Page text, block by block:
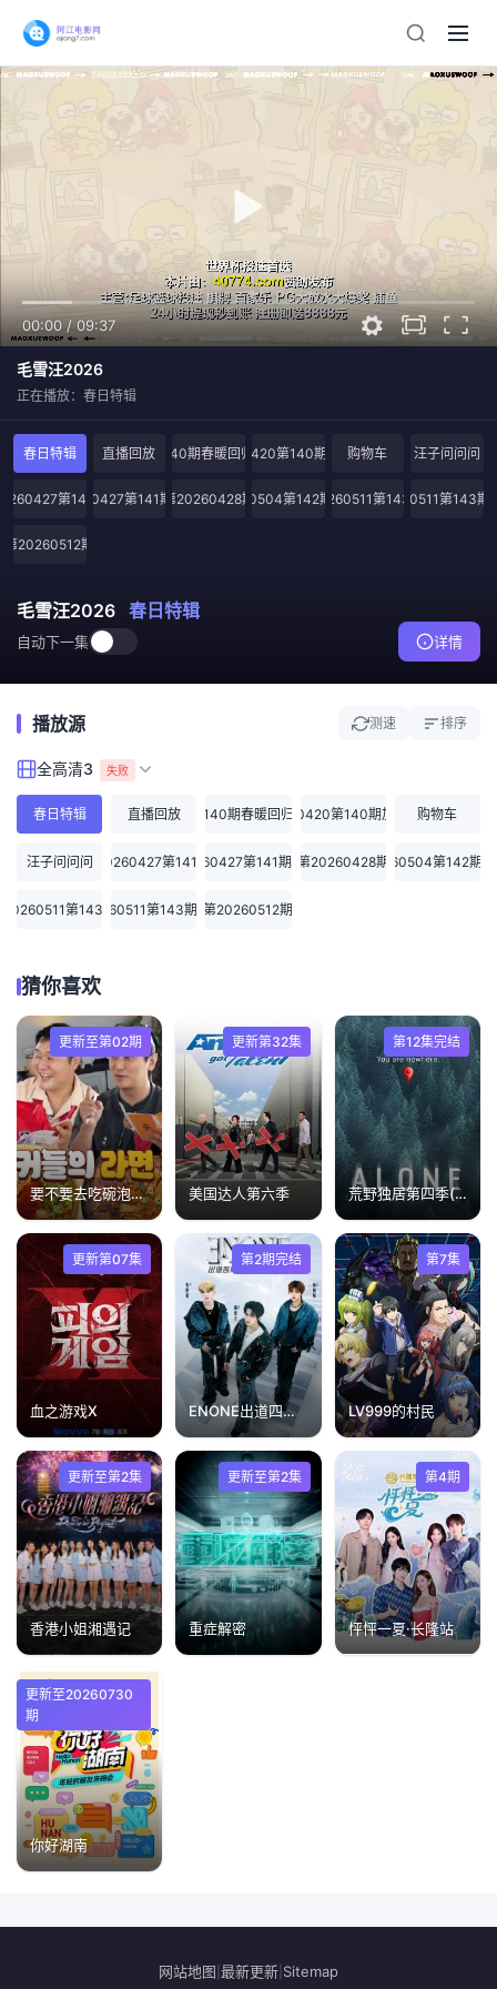
00:00/09:37
毛雪汪2026
正在播放：春日特辑
春日特辑 直播回放第140期春暖回归啦20260420第140期加更版购物车 汪子问问问
第141期
20260427第141期加更第20260428期20260504第142期加更20260511第143期20260511第143期
第20260512期
毛雪汪2026 春日特辑
自动下一集 详情
播放源 测速 排序
全高清3 失败
春日特辑 直播回放 第140期春暖回归啦20260420第140期加更版购物车
汪子问问问 20260427第141期20260427第141期加更第20260428期20260504第142期
20260511第143期20260511第143期加更第20260512期
猜你喜欢
更新至第02期
要不要去吃碗泡面？
更新第32集
美国达人第六季
第12集完结
荒野独居第四季(中配版)
更新第07集
血之游戏X
第2期完结
ENONE出道四周年特别专场全记录
第7集
LV999的村民
更新至第2集
香港小姐湘遇记
更新至第2集
重症解密
第4期
怦怦一夏·长隆站
更新至20260730
期
你好湖南
网站地图 最新更新 Sitemap